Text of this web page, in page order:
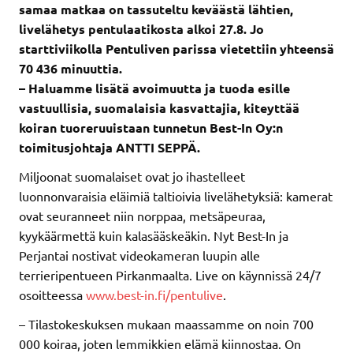
samaa matkaa on tassuteltu keväästä lähtien,
livelähetys pentulaatikosta alkoi 27.8. Jo
starttiviikolla Pentuliven parissa vietettiin yhteensä
70 436 minuuttia.
– Haluamme lisätä avoimuutta ja tuoda esille
vastuullisia, suomalaisia kasvattajia, kiteyttää
koiran tuoreruuistaan tunnetun Best-In Oy:n
toimitusjohtaja ANTTI SEPPÄ.
Miljoonat suomalaiset ovat jo ihastelleet
luonnonvaraisia eläimiä taltioivia livelähetyksiä: kamerat
ovat seuranneet niin norppaa, metsäpeuraa,
kyykäärmettä kuin kalasääskeäkin. Nyt Best-In ja
Perjantai nostivat videokameran luupin alle
terrieripentueen Pirkanmaalta. Live on käynnissä 24/7
osoitteessa www.best-in.fi/pentulive.
– Tilastokeskuksen mukaan maassamme on noin 700
000 koiraa, joten lemmikkien elämä kiinnostaa. On